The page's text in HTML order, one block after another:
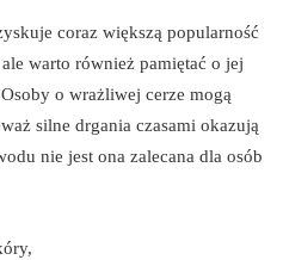
coraz większą popularność
warto również pamiętać o jej
o wrażliwej cerze mogą
silne drgania czasami okazują
nie jest ona zalecana dla osób